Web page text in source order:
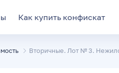
Как купить конфискат
Вторичные. Лот № 3.